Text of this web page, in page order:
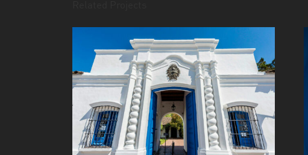
Realización Audiovisual –
Área de Innovación
Tecnológica para la
nueva museografía de la
Casa Histórica, Museo
Nacional de la